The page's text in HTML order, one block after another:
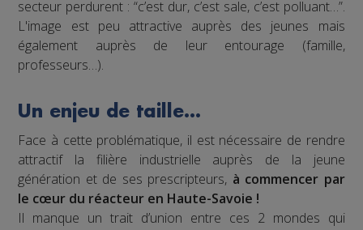
secteur perdurent : “c’est dur, c’est sale, c’est polluant…”.
L'image est peu attractive auprès des jeunes mais
également auprès de leur entourage (famille,
professeurs…).
Un enjeu de taille…
Face à cette problématique, il est nécessaire de rendre
attractif la filière industrielle auprès de la jeune
génération et de ses prescripteurs, à commencer par
le cœur du réacteur en Haute-Savoie !
Il manque un trait d’union entre ces 2 mondes qui